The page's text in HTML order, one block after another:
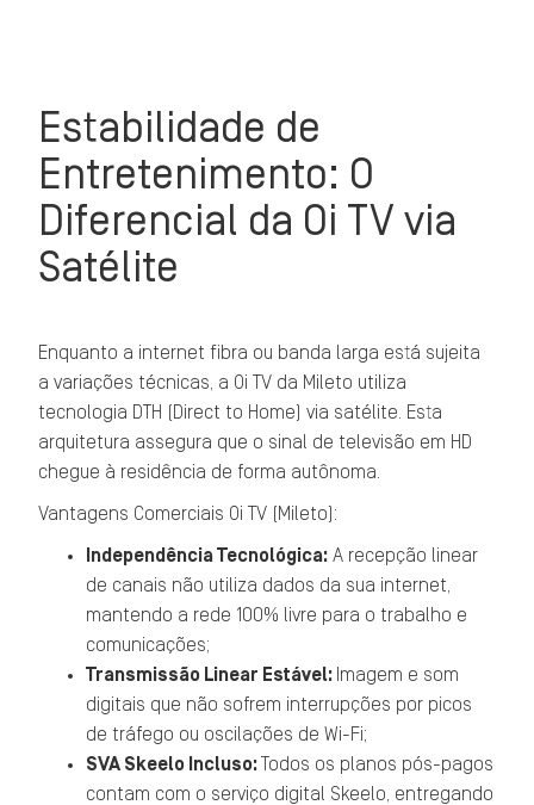
Estabilidade de
Entretenimento: O
Diferencial da Oi TV via
Satélite
Enquanto a internet fibra ou banda larga está sujeita
a variações técnicas, a Oi TV da Mileto utiliza
tecnologia DTH (Direct to Home) via satélite. Esta
arquitetura assegura que o sinal de televisão em HD
chegue à residência de forma autônoma.
Vantagens Comerciais Oi TV (Mileto):
Independência Tecnológica: A recepção linear
de canais não utiliza dados da sua internet,
mantendo a rede 100% livre para o trabalho e
comunicações;
Transmissão Linear Estável: Imagem e som
digitais que não sofrem interrupções por picos
de tráfego ou oscilações de Wi-Fi;
SVA Skeelo Incluso:
Todos os planos pós-pagos
contam com o serviço digital Skeelo, entregando